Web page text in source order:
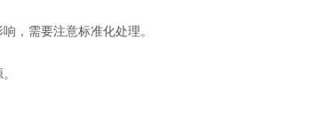
，需要注意标准化处理。